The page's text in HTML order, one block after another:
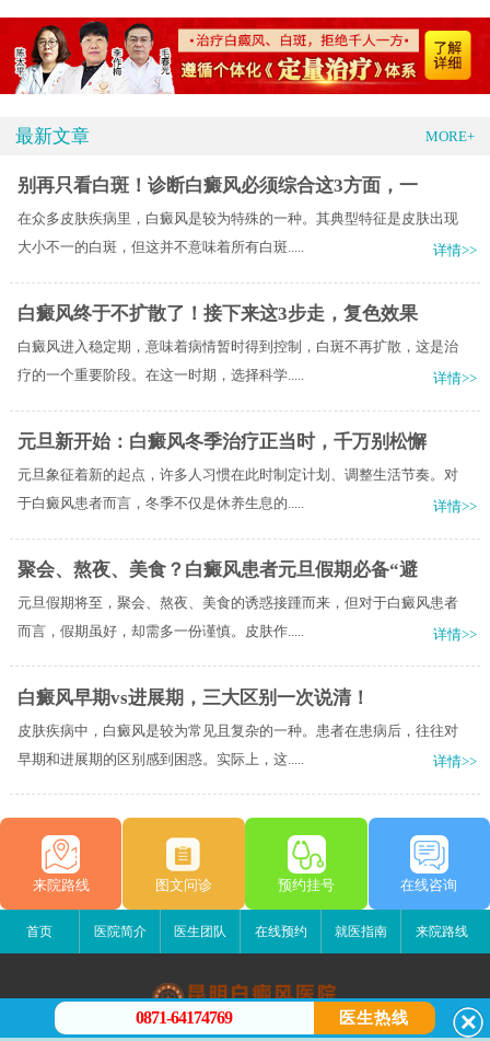
最新文章 MORE+
别再只看白斑！诊断白癜风必须综合这3方面，一
在众多皮肤疾病里，白癜风是较为特殊的一种。其典型特征是皮肤出现
大小不一的白斑，但这并不意味着所有白斑.....
详情>>
白癜风终于不扩散了！接下来这3步走，复色效果
白癜风进入稳定期，意味着病情暂时得到控制，白斑不再扩散，这是治
疗的一个重要阶段。在这一时期，选择科学.....
详情>>
元旦新开始：白癜风冬季治疗正当时，千万别松懈
元旦象征着新的起点，许多人习惯在此时制定计划、调整生活节奏。对
于白癜风患者而言，冬季不仅是休养生息的.....
详情>>
聚会、熬夜、美食？白癜风患者元旦假期必备“避
元旦假期将至，聚会、熬夜、美食的诱惑接踵而来，但对于白癜风患者
而言，假期虽好，却需多一份谨慎。皮肤作.....
详情>>
白癜风早期vs进展期，三大区别一次说清！
皮肤疾病中，白癜风是较为常见且复杂的一种。患者在患病后，往往对
早期和进展期的区别感到困惑。实际上，这.....
详情>>
来院路线 图文问诊 预约挂号 在线咨询
首页 医院简介 医生团队 在线预约 就医指南 来院路线
0871-64174769 医生热线